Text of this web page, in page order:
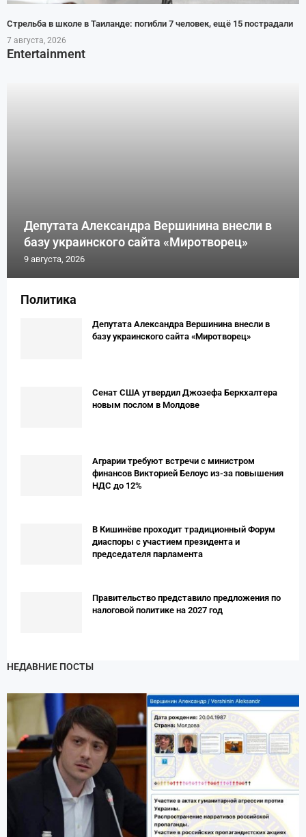
Стрельба в школе в Таиланде: погибли 7 человек, ещё 15 пострадали
7 августа, 2026
Entertainment
Депутата Александра Вершинина внесли в
базу украинского сайта «Миротворец»
9 августа, 2026
Политика
Депутата Александра Вершинина внесли в
базу украинского сайта «Миротворец»
Сенат США утвердил Джозефа Беркхалтера
новым послом в Молдове
Аграрии требуют встречи с министром
финансов Викторией Белоус из-за повышения
НДС до 12%
В Кишинёве проходит традиционный Форум
диаспоры с участием президента и
председателя парламента
Правительство представило предложения по
налоговой политике на 2027 год
НЕДАВНИЕ ПОСТЫ